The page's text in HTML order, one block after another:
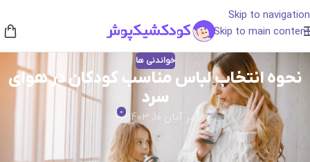
Skip to navigation
Skip to main content
خواندنی ها
نحوه انتخاب لباس مناسب کودکان در هوای
سرد
در آبان 10, 1403 0
والدین برای انتخاب لباس مناسب کودکان در هوای سرد، نیاز به اطلاعاتی
کاملی درباره انواع پوشاک و لباس دارند، در هوای سرد، کودکان نیاز به